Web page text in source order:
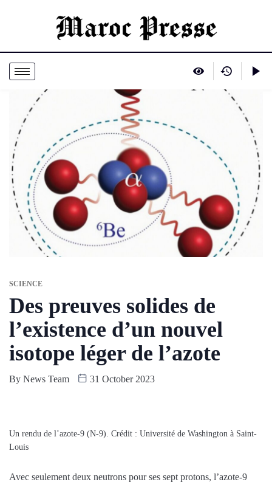
SCIENCE
Des preuves solides de
l’existence d’un nouvel
isotope léger de l’azote
By News Team 31 October 2023
Un rendu de l’azote-9 (N-9). Crédit : Université de Washington à Saint-
Louis
Avec seulement deux neutrons pour ses sept protons, l’azote-9